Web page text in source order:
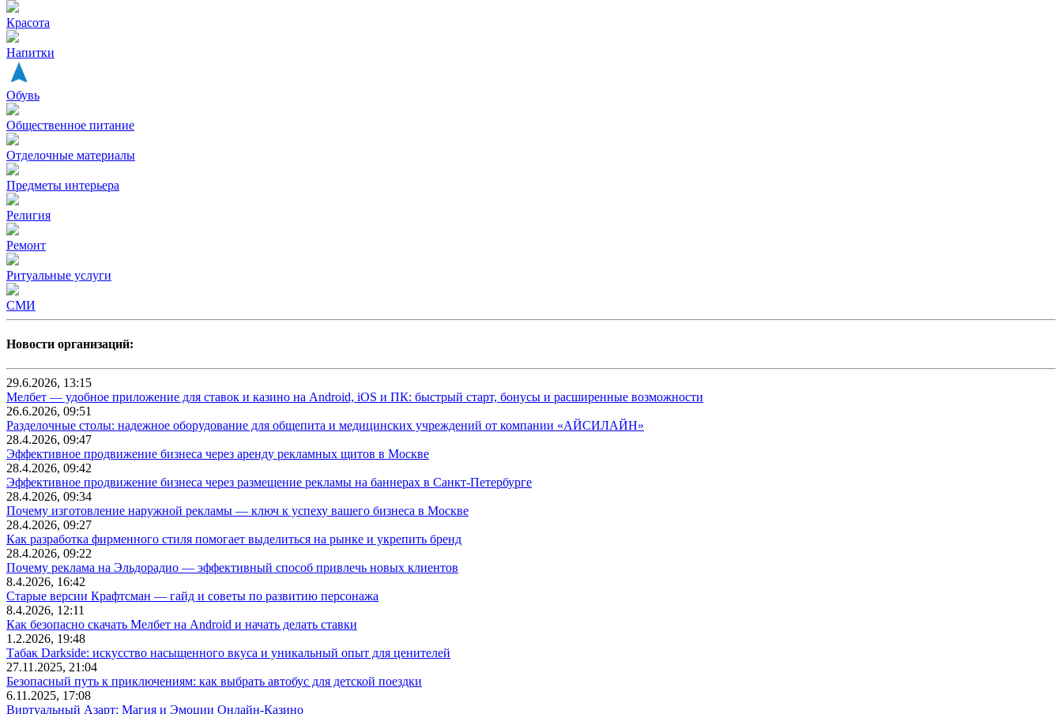
Красота
Напитки
Обувь
Общественное питание
Отделочные материалы
Предметы интерьера
Религия
Ремонт
Ритуальные услуги
СМИ
Новости организаций:
29.6.2026, 13:15
Мелбет — удобное приложение для ставок и казино на Android, iOS и ПК: быстрый старт, бонусы и расширенные возможности
26.6.2026, 09:51
Разделочные столы: надежное оборудование для общепита и медицинских учреждений от компании «АЙСИЛАЙН»
28.4.2026, 09:47
Эффективное продвижение бизнеса через аренду рекламных щитов в Москве
28.4.2026, 09:42
Эффективное продвижение бизнеса через размещение рекламы на баннерах в Санкт-Петербурге
28.4.2026, 09:34
Почему изготовление наружной рекламы — ключ к успеху вашего бизнеса в Москве
28.4.2026, 09:27
Как разработка фирменного стиля помогает выделиться на рынке и укрепить бренд
28.4.2026, 09:22
Почему реклама на Эльдорадио — эффективный способ привлечь новых клиентов
8.4.2026, 16:42
Старые версии Крафтсман — гайд и советы по развитию персонажа
8.4.2026, 12:11
Как безопасно скачать Мелбет на Android и начать делать ставки
1.2.2026, 19:48
Табак Darkside: искусство насыщенного вкуса и уникальный опыт для ценителей
27.11.2025, 21:04
Безопасный путь к приключениям: как выбрать автобус для детской поездки
6.11.2025, 17:08
Виртуальный Азарт: Магия и Эмоции Онлайн-Казино